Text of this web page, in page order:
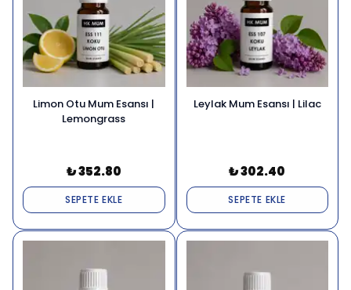
Limon Otu Mum Esansı |
Lemongrass
₺ 352.80
SEPETE EKLE
Leylak Mum Esansı | Lilac
₺ 302.40
SEPETE EKLE